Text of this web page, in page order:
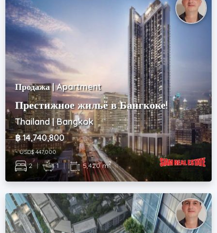
Продажа | Apartment
Престижное жильё в Бангкоке!
Thailand | Bangkok
฿ 14,740,800
~ USD$ 447,000
2 | 1 | 5,420 m2